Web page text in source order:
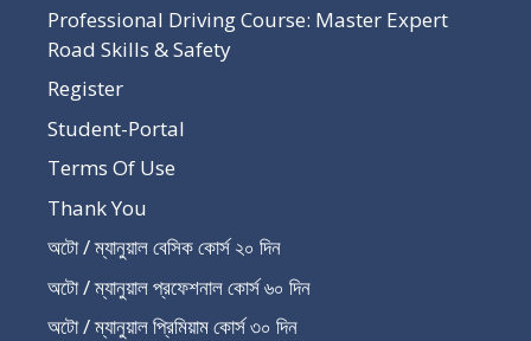
Professional Driving Course: Master Expert
Road Skills & Safety
Register
Student-Portal
Terms Of Use
Thank You
অটো / ম্যানুয়াল বেসিক কোর্স ২০ দিন
অটো / ম্যানুয়াল প্রফেশনাল কোর্স ৬০ দিন
অটো / ম্যানুয়াল প্রিমিয়াম কোর্স ৩০ দিন